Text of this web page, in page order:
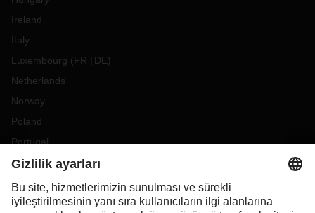
Ireland
Italy
Luxembourg (FR DE)
Netherlands
Norway
Poland
Portugal
Romania
Slovakia
Spain